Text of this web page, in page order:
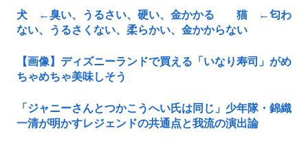
犬 ←臭い、うるさい、硬い、金かかる 猫 ←匂わ
ない、うるさくない、柔らかい、金かからない
【画像】ディズニーランドで買える「いなり寿司」がめ
ちゃめちゃ美味しそう
「ジャニーさんとつかこうへい氏は同じ」少年隊・錦織
一清が明かすレジェンドの共通点と我流の演出論